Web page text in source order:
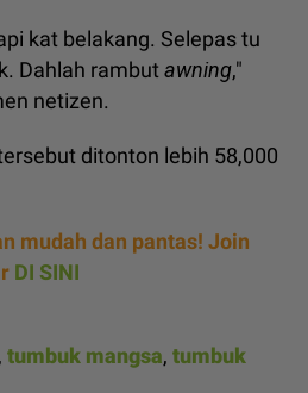
kat belakang. Selepas tu
Dahlah rambut awning,"
netizen.
ditonton lebih 58,000
mudah dan pantas! Join
DI SINI
, tumbuk mangsa, tumbuk